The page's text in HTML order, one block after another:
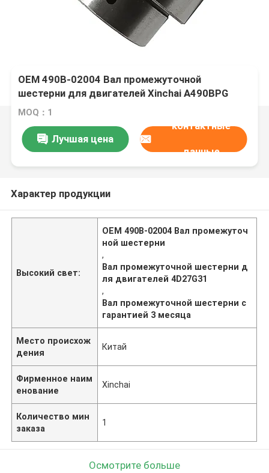
OEM 490B-02004 Вал промежуточной
шестерни для двигателей Xinchai A490BPG
C490BPG B490BPG A495BPG A498BPG 4D27G31
MOQ：1
Лучшая цена
контактные
данные
Характер продукции
Высокий свет:
OEM 490B-02004 Вал промежуточ
ной шестерни
,
Вал промежуточной шестерни д
ля двигателей 4D27G31
,
Вал промежуточной шестерни с
гарантией 3 месяца
Место происхож
дения
Китай
Фирменное наим
енование
Xinchai
Количество мин
заказа
1
Осмотрите больше